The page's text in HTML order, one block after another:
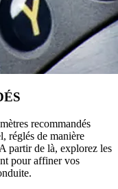
recommandés
réglés de manière
partir de là, explorez les
pour affiner vos